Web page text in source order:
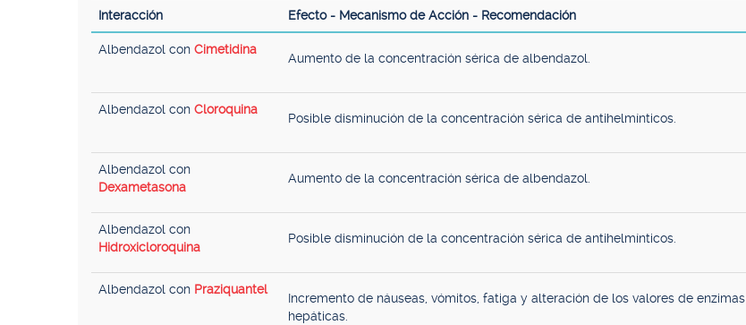
Interacción Efecto - Mecanismo de Acción - Recomendación
Albendazol con Cimetidina
Aumento de la concentración sérica de albendazol.
Albendazol con Cloroquina
Posible disminución de la concentración sérica de antihelmínticos.
Albendazol con
Dexametasona
Aumento de la concentración sérica de albendazol.
Albendazol con
Hidroxicloroquina
Posible disminución de la concentración sérica de antihelmínticos.
Albendazol con Praziquantel
Incremento de náuseas, vómitos, fatiga y alteración de los valores de enzimas
hepáticas.